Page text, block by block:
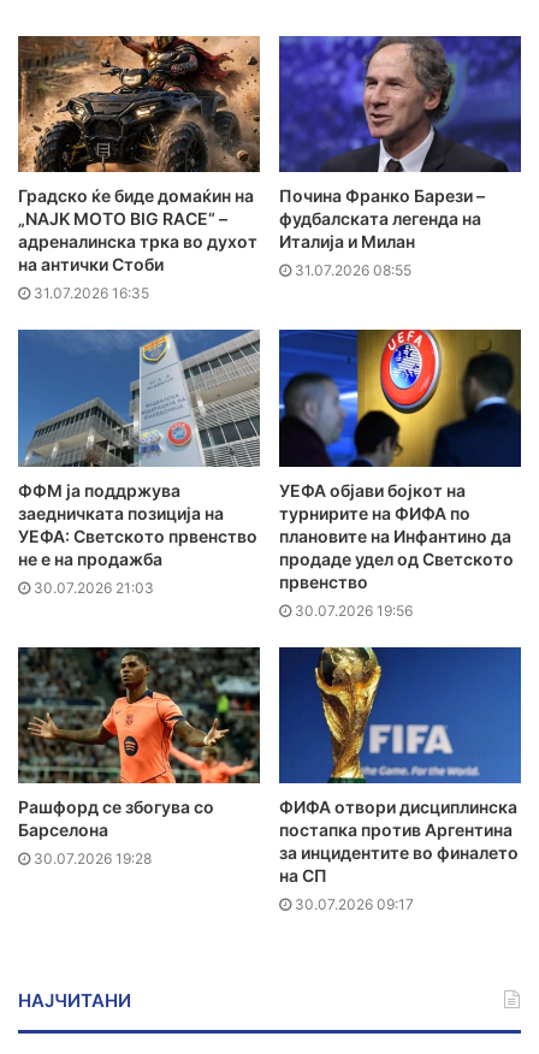
Градско ќе биде домаќин на
„NAJK MOTO BIG RACE“ –
адреналинска трка во духот
на антички Стоби
31.07.2026 16:35
Почина Франко Барези –
фудбалската легенда на
Италија и Милан
31.07.2026 08:55
ФФМ ја поддржува
заедничката позиција на
УЕФА: Светското првенство
не е на продажба
30.07.2026 21:03
УЕФА објави бојкот на
турнирите на ФИФА по
плановите на Инфантино да
продаде удел од Светското
првенство
30.07.2026 19:56
Рашфорд се збогува со
Барселона
30.07.2026 19:28
ФИФА отвори дисциплинска
постапка против Аргентина
за инцидентите во финалето
на СП
30.07.2026 09:17
НАЈЧИТАНИ